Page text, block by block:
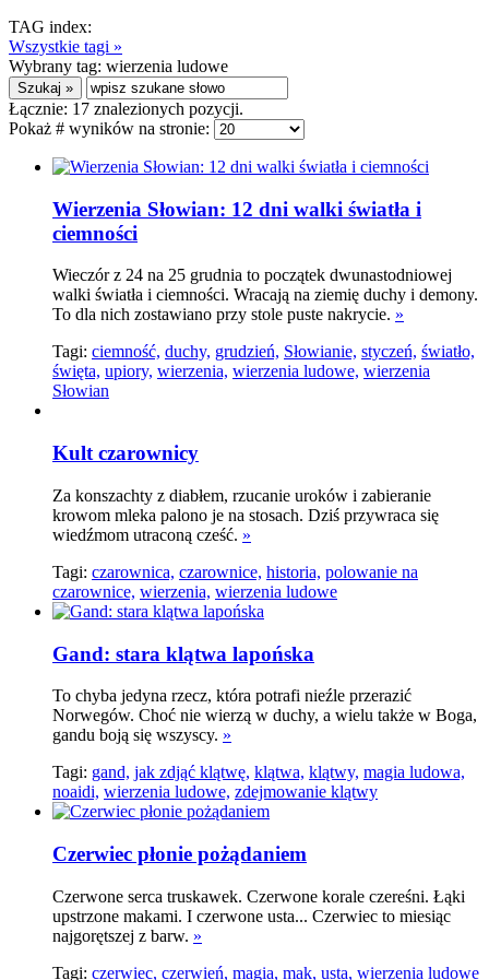
TAG index:
Wszystkie tagi »
Wybrany tag: wierzenia ludowe
Łącznie: 17 znalezionych pozycji.
Pokaż # wyników na stronie:
Wierzenia Słowian: 12 dni walki światła i
ciemności
Wieczór z 24 na 25 grudnia to początek dwunastodniowej
walki światła i ciemności. Wracają na ziemię duchy i demony.
To dla nich zostawiano przy stole puste nakrycie. »
Tagi: ciemność, duchy, grudzień, Słowianie, styczeń, światło,
święta, upiory, wierzenia, wierzenia ludowe, wierzenia
Słowian
Kult czarownicy
Za konszachty z diabłem, rzucanie uroków i zabieranie
krowom mleka palono je na stosach. Dziś przywraca się
wiedźmom utraconą cześć. »
Tagi: czarownica, czarownice, historia, polowanie na
czarownice, wierzenia, wierzenia ludowe
Gand: stara klątwa lapońska
To chyba jedyna rzecz, która potrafi nieźle przerazić
Norwegów. Choć nie wierzą w duchy, a wielu także w Boga,
gandu boją się wszyscy. »
Tagi: gand, jak zdjąć klątwę, klątwa, klątwy, magia ludowa,
noaidi, wierzenia ludowe, zdejmowanie klątwy
Czerwiec płonie pożądaniem
Czerwone serca truskawek. Czerwone korale czereśni. Łąki
upstrzone makami. I czerwone usta... Czerwiec to miesiąc
najgorętszej z barw. »
Tagi: czerwiec, czerwień, magia, mak, usta, wierzenia ludowe